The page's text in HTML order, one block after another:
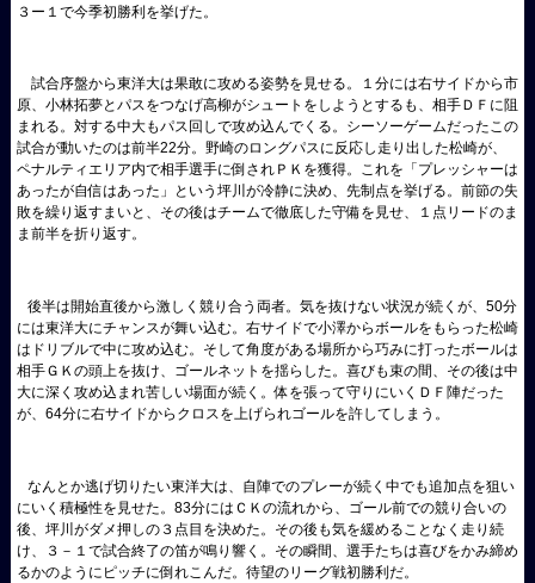
３ー１で今季初勝利を挙げた。
試合序盤から東洋大は果敢に攻める姿勢を見せる。１分には右サイドから市
原、小林拓夢とパスをつなげ高柳がシュートをしようとするも、相手ＤＦに阻
まれる。対する中大もパス回しで攻め込んでくる。シーソーゲームだったこの
試合が動いたのは前半22分。野崎のロングパスに反応し走り出した松崎が、
ペナルティエリア内で相手選手に倒されＰＫを獲得。これを「プレッシャーは
あったが自信はあった」という坪川が冷静に決め、先制点を挙げる。前節の失
敗を繰り返すまいと、その後はチームで徹底した守備を見せ、１点リードのま
ま前半を折り返す。
後半は開始直後から激しく競り合う両者。気を抜けない状況が続くが、50分
には東洋大にチャンスが舞い込む。右サイドで小澤からボールをもらった松崎
はドリブルで中に攻め込む。そして角度がある場所から巧みに打ったボールは
相手ＧＫの頭上を抜け、ゴールネットを揺らした。喜びも束の間、その後は中
大に深く攻め込まれ苦しい場面が続く。体を張って守りにいくＤＦ陣だった
が、64分に右サイドからクロスを上げられゴールを許してしまう。
なんとか逃げ切りたい東洋大は、自陣でのプレーが続く中でも追加点を狙い
にいく積極性を見せた。83分にはＣＫの流れから、ゴール前での競り合いの
後、坪川がダメ押しの３点目を決めた。その後も気を緩めることなく走り続
け、３－１で試合終了の笛が鳴り響く。その瞬間、選手たちは喜びをかみ締め
るかのようにピッチに倒れこんだ。待望のリーグ戦初勝利だ。